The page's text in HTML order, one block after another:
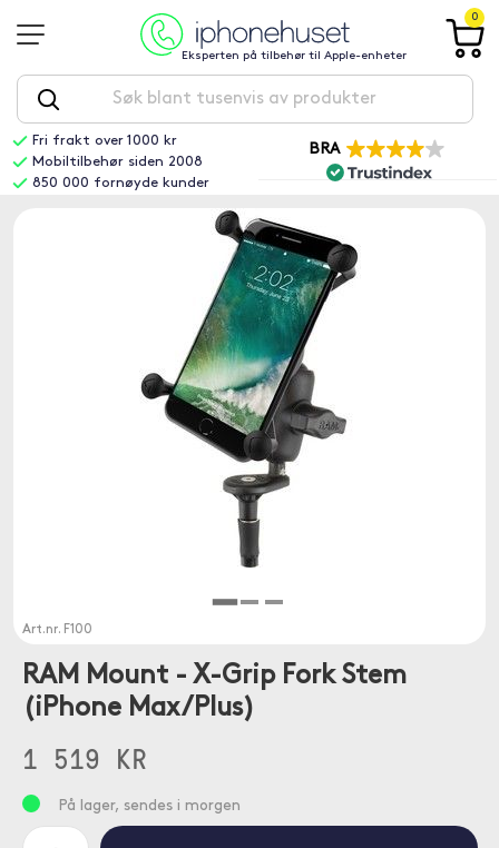
Eksperten på tilbehør til Apple-enheter
0
Fri frakt over 1000 kr
Mobiltilbehør siden 2008
850 000 fornøyde kunder
BRA
Art.nr. F100
RAM Mount - X-Grip Fork Stem
(iPhone Max/Plus)
1 519 KR
På lager, sendes i morgen